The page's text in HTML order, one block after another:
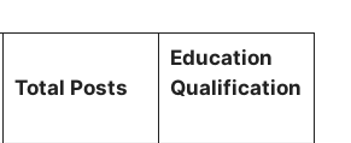
Total Posts
Education
Qualification